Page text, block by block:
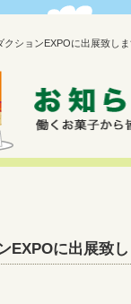
クションEXPOに出展致し
EXPOに出展致